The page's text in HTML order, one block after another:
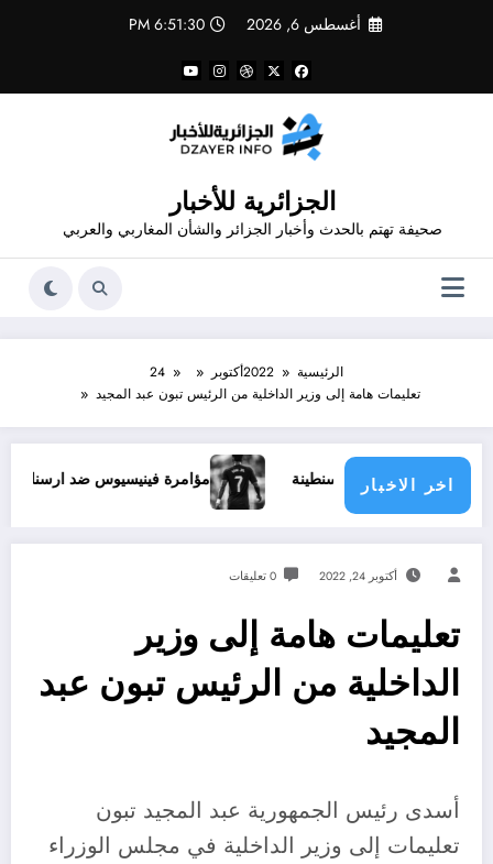
أغسطس 6, 2026 6:51:31 PM
الجزائرية للأخبار
صحيفة تهتم بالحدث وأخبار الجزائر والشأن المغاربي والعربي
الرئيسية 2022أكتوبر
24
تعليمات هامة إلى وزير الداخلية من الرئيس تبون عبد المجيد
اخر الاخبار مؤامرة فينيسيوس ضد ارسنال
أكتوبر 24, 2022 0 تعليقات
تعليمات هامة إلى وزير
الداخلية من الرئيس تبون عبد
المجيد
أسدى رئيس الجمهورية عبد المجيد تبون
تعليمات إلى وزير الداخلية في مجلس الوزراء